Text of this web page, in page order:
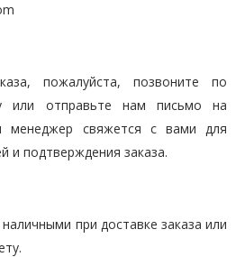
пожалуйста, позвоните по
или отправьте нам письмо на
менеджер свяжется с вами для
и подтверждения заказа.
при доставке заказа или